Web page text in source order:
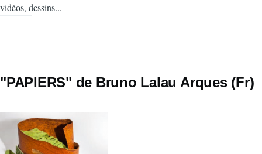
vidéos, dessins...
"PAPIERS" de Bruno Lalau Arques (Fr)